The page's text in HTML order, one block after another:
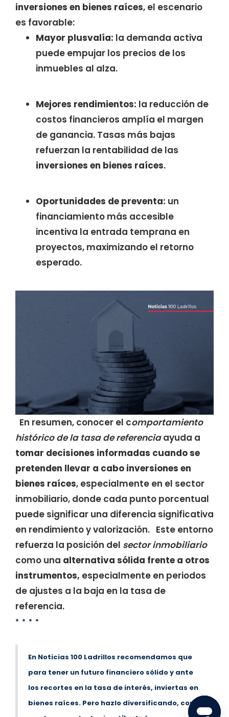
inversiones en bienes raíces, el escenario
es favorable:
Mayor plusvalía: la demanda activa
puede empujar los precios de los
inmuebles al alza.
Mejores rendimientos: la reducción de
costos financieros amplía el margen
de ganancia. Tasas más bajas
refuerzan la rentabilidad de las
inversiones en bienes raíces.
Oportunidades de preventa: un
financiamiento más accesible
incentiva la entrada temprana en
proyectos, maximizando el retorno
esperado.
En resumen, conocer el comportamiento
histórico de la tasa de referenciaayuda a
tomar decisiones informadas cuando se
pretenden llevar a cabo inversiones en
bienes raíces, especialmente en el sector
inmobiliario, donde cada punto porcentual
puede significar una diferencia significativa
en rendimiento y valorización. Este entorno
refuerza la posición del sector inmobiliario
como una alternativa sólida frente a otros
instrumentos, especialmente en periodos
de ajustes a la baja en la tasa de
referencia.
* * * *
En Noticias 100 Ladrillos recomendamos que
para tener un futuro financiero sólido y ante
los recortes en la tasa de interés, inviertas en
bienes raíces. Pero hazlo diversificando, con